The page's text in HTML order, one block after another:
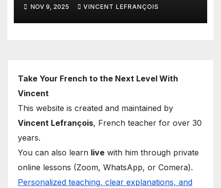
NOV 9, 2025 VINCENT LEFRANÇOIS
Take Your French to the Next Level With
Vincent
This website is created and maintained by
Vincent Lefrançois, French teacher for over 30
years.
You can also learn live with him through private
online lessons (Zoom, WhatsApp, or Comera).
Personalized teaching, clear explanations, and